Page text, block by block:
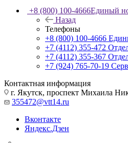
+8 (800) 100-4666Единый
Назад
Телефоны
+8 (800) 100-4666
+7 (4112) 355-472
+7 (4112) 355-367
+7 (924) 765-70-19
Контактная информация
г. Якутск, проспект Михаила
355472@vtt14.ru
Вконтакте
Яндекс.Дзен